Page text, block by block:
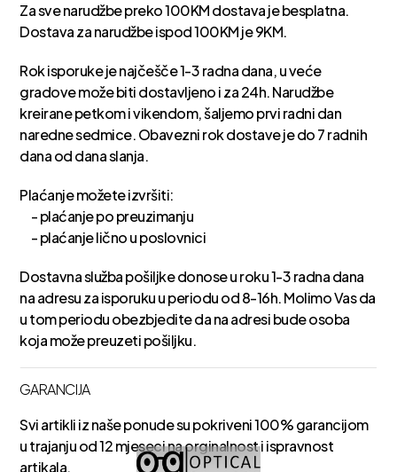
Za sve narudžbe preko 100KM dostava je besplatna.
Dostava za narudžbe ispod 100KM je 9KM.
Rok isporuke je najčešče 1-3 radna dana, u veće
gradove može biti dostavljeno i za 24h. Narudžbe
kreirane petkom i vikendom, šaljemo prvi radni dan
naredne sedmice. Obavezni rok dostave je do 7 radnih
dana od dana slanja.
Plaćanje možete izvršiti:
- plaćanje po preuzimanju
- plaćanje lično u poslovnici
Dostavna služba pošiljke donose u roku 1-3 radna dana
na adresu za isporuku u periodu od 8-16h. Molimo Vas da
u tom periodu obezbjedite da na adresi bude osoba
koja može preuzeti pošiljku.
GARANCIJA
Svi artikli iz naše ponude su pokriveni 100% garancijom
u trajanju od 12 mjeseci na orginalnost i ispravnost
artikala.